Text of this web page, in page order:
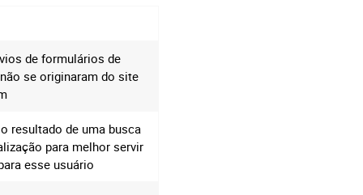
de formulários de
se originaram do site
resultado de uma busca
para melhor servir
esse usuário